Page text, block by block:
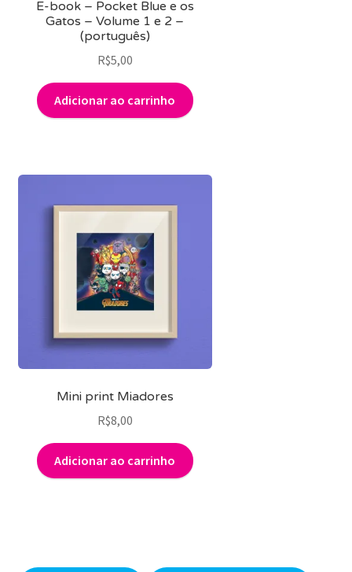
E-book – Pocket Blue e os
Gatos – Volume 1 e 2 –
(português)
R$5,00
Adicionar ao carrinho
Mini print Miadores
R$8,00
Adicionar ao carrinho